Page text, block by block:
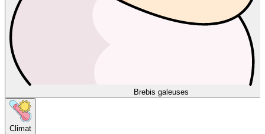
Brebis galeuses
Climat